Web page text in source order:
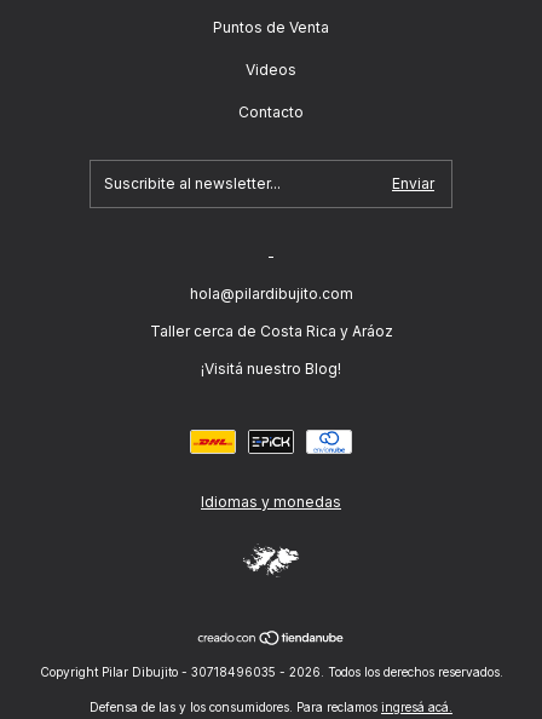
Puntos de Venta
Videos
Contacto
-
hola@pilardibujito.com
Taller cerca de Costa Rica y Aráoz
¡Visitá nuestro Blog!
Idiomas y monedas
Copyright Pilar Dibujito - 30718496035 - 2026. Todos los derechos reservados.
Defensa de las y los consumidores. Para reclamos ingresá acá.